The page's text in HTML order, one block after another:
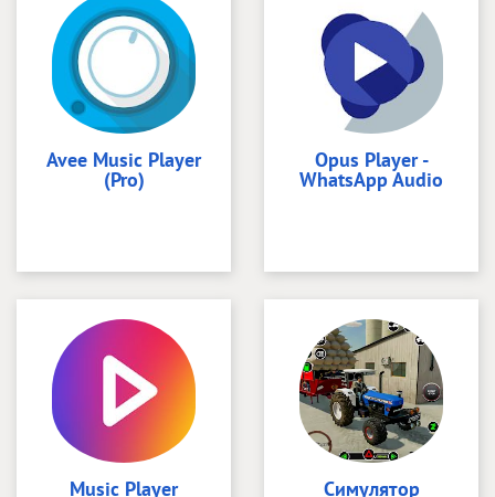
Avee Music Player
(Pro)
Opus Player -
WhatsApp Audio
Music Player Симулятор